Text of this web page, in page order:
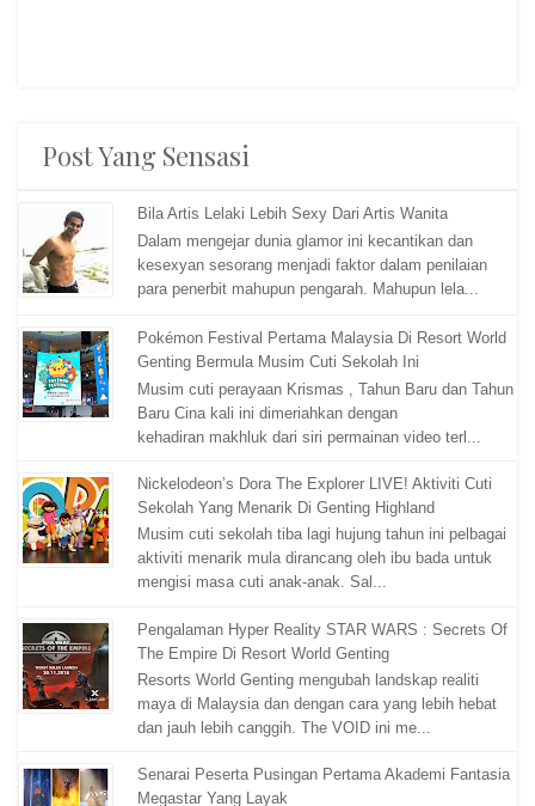
Post Yang Sensasi
Bila Artis Lelaki Lebih Sexy Dari Artis Wanita
Dalam mengejar dunia glamor ini kecantikan dan
kesexyan sesorang menjadi faktor dalam penilaian
para penerbit mahupun pengarah. Mahupun lela...
Pokémon Festival Pertama Malaysia Di Resort World
Genting Bermula Musim Cuti Sekolah Ini
Musim cuti perayaan Krismas , Tahun Baru dan Tahun
Baru Cina kali ini dimeriahkan dengan
kehadiran makhluk dari siri permainan video terl...
Nickelodeon’s Dora The Explorer LIVE! Aktiviti Cuti
Sekolah Yang Menarik Di Genting Highland
Musim cuti sekolah tiba lagi hujung tahun ini pelbagai
aktiviti menarik mula dirancang oleh ibu bada untuk
mengisi masa cuti anak-anak. Sal...
Pengalaman Hyper Reality STAR WARS : Secrets Of
The Empire Di Resort World Genting
Resorts World Genting mengubah landskap realiti
maya di Malaysia dan dengan cara yang lebih hebat
dan jauh lebih canggih. The VOID ini me...
Senarai Peserta Pusingan Pertama Akademi Fantasia
Megastar Yang Layak